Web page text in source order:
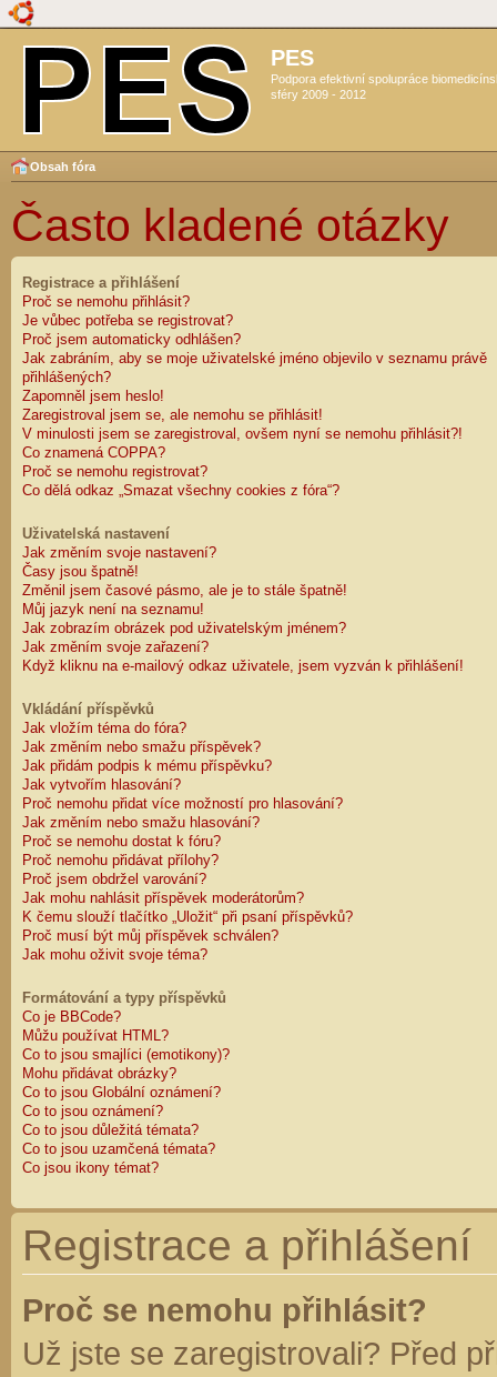
PES
Podpora efektivní spolupráce
sféry 2009 - 2012
Obsah fóra
Často kladené otázky
Registrace a přihlášení
Proč se nemohu přihlásit?
Je vůbec potřeba se registrovat?
Proč jsem automaticky odhlášen?
Jak zabráním, aby se moje uživatelské jméno objevilo v seznamu právě
přihlášených?
Zapomněl jsem heslo!
Zaregistroval jsem se, ale nemohu se přihlásit!
V minulosti jsem se zaregistroval, ovšem nyní se nemohu přihlásit?!
Co znamená COPPA?
Proč se nemohu registrovat?
Co dělá odkaz „Smazat všechny cookies z fóra“?
Uživatelská nastavení
Jak změním svoje nastavení?
Časy jsou špatně!
Změnil jsem časové pásmo, ale je to stále špatně!
Můj jazyk není na seznamu!
Jak zobrazím obrázek pod uživatelským jménem?
Jak změním svoje zařazení?
Když kliknu na e-mailový odkaz uživatele, jsem vyzván k přihlášení!
Vkládání příspěvků
Jak vložím téma do fóra?
Jak změním nebo smažu příspěvek?
Jak přidám podpis k mému příspěvku?
Jak vytvořím hlasování?
Proč nemohu přidat více možností pro hlasování?
Jak změním nebo smažu hlasování?
Proč se nemohu dostat k fóru?
Proč nemohu přidávat přílohy?
Proč jsem obdržel varování?
Jak mohu nahlásit příspěvek moderátorům?
K čemu slouží tlačítko „Uložit“ při psaní příspěvků?
Proč musí být můj příspěvek schválen?
Jak mohu oživit svoje téma?
Formátování a typy příspěvků
Co je BBCode?
Můžu používat HTML?
Co to jsou smajlíci (emotikony)?
Mohu přidávat obrázky?
Co to jsou Globální oznámení?
Co to jsou oznámení?
Co to jsou důležitá témata?
Co to jsou uzamčená témata?
Co jsou ikony témat?
Registrace a přihlášení
Proč se nemohu přihlásit?
Už jste se zaregistrovali? Před